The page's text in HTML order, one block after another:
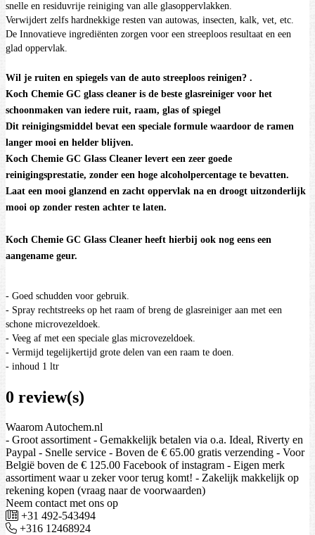
snelle en residuvrije reiniging van alle glasoppervlakken.
Verwijdert zelfs hardnekkige resten van autowas, insecten, kalk, vet, etc.
De Innovatieve ingrediënten zorgen voor een streeploos resultaat en een
glad oppervlak.
Wil je ruiten en spiegels van de auto streeploos reinigen? .
Koch Chemie GC glass cleaner is de beste glasreiniger voor het
schoonmaken van iedere ruit, raam, glas of spiegel
Dit reinigingsmiddel bevat een speciale formule waardoor de ramen
langer mooi en helder blijven.
Koch Chemie GC Glass Cleaner levert een zeer goede
reinigingsprestatie, zonder een hoge alcoholpercentage te bevatten.
Laat een mooi glanzend en zacht oppervlak na en droogt uitzonderlijk
mooi op zonder resten achter te laten.
Koch Chemie GC Glass Cleaner heeft hierbij ook nog eens een
aangename geur.
- Goed schudden voor gebruik.
- Spray rechtstreeks op het raam of breng de glasreiniger aan met een
schone microvezeldoek.
- Veeg af met een speciale glas microvezeldoek.
- Vermijd tegelijkertijd grote delen van een raam te doen.
- inhoud 1 ltr
0 review(s)
Waarom Autochem.nl
- Groot assortiment - Gemakkelijk betalen via o.a. Ideal, Riverty en
Paypal - Snelle service - Boven de € 65.00 gratis verzending - Voor
België boven de € 125.00 Facebook of instagram - Eigen merk
assortiment waar u zeker voor terug komt! - Zakelijk makkelijk op
rekening kopen (vraag naar de voorwaarden)
Neem contact met ons op
+31 492-543494
+316 12468924